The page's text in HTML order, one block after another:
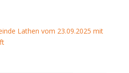
Lathen vom 23.09.2025 mit